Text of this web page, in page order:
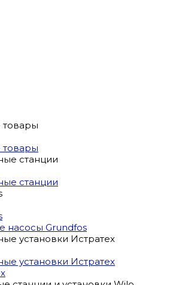
товары
товары
станции
станции
насосы Grundfos
установки Истратех
установки Истратех